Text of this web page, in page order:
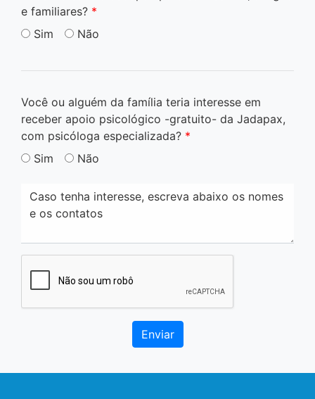
e familiares? *
Sim
Não
Você ou alguém da família teria interesse em
receber apoio psicológico -gratuito- da Jadapax,
com psicóloga especializada? *
Sim
Não
Caso tenha interesse, escreva abaixo os nomes
e os contatos
Enviar